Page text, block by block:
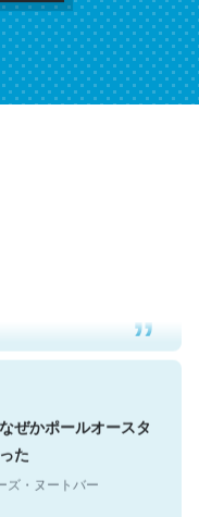
だろうなと凄く思
勧め。自分はこの流
hit. Shit.
・ヌートバー
ぜかポールオースタ
た